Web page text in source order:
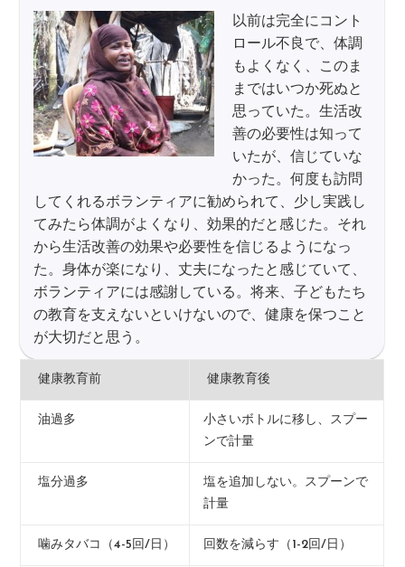
以前は完全にコント
ロール不良で、体調
もよくなく、このま
まではいつか死ぬと
思っていた。生活改
善の必要性は知って
いたが、信じていな
かった。何度も訪問
してくれるボランティアに勧められて、少し実践し
てみたら体調がよくなり、効果的だと感じた。それ
から生活改善の効果や必要性を信じるようになっ
た。身体が楽になり、丈夫になったと感じていて、
ボランティアには感謝している。将来、子どもたち
の教育を支えないといけないので、健康を保つこと
が大切だと思う。
健康教育前 健康教育後
油過多
小さいボトルに移し、スプー
ンで計量
塩分過多
塩を追加しない。スプーンで
計量
噛みタバコ（4-5回/日） 回数を減らす（1-2回/日）